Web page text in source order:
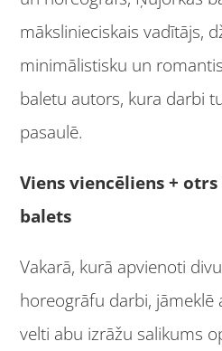
mākslinieciskais vadītājs,
minimālistisku un
baletu autors, kura darbi
pasaulē.
Viens viencēliens +
balets
Vakarā, kurā apvienoti
horeogrāfu darbi, jāmeklē
velti abu izrāžu salikums